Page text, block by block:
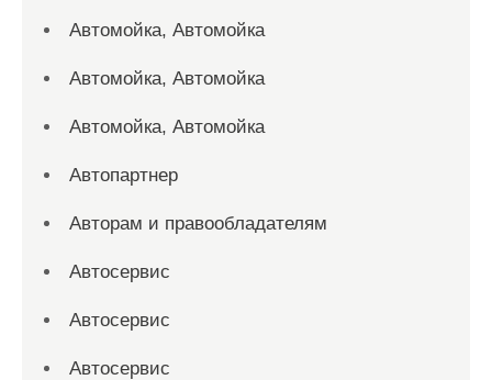
Автомойка, Автомойка
Автомойка, Автомойка
Автомойка, Автомойка
Автопартнер
Авторам и правообладателям
Автосервис
Автосервис
Автосервис